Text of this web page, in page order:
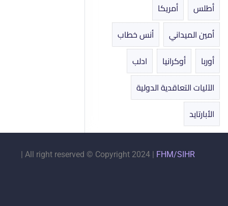
أطلس
أمريكا
أمين الميداني
أنس خطاب
أوربا
أوكرانيا
ادلب
الآليات التعاقدية الدولية
الأبارتايد
All right reserved © Copyright 2024 | FHM/SIHR
|